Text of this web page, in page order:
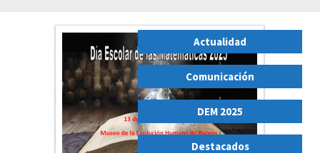
Actualidad
,
Comunicación
,
DEM 2025
,
Destacados